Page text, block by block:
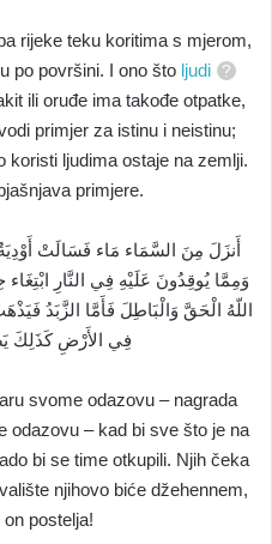
rijeke teku koritima s mjerom,
po površini. I ono što ljudi
ili oruđe ima takođe otpatke,
primjer za istinu i neistinu;
koristi ljudima ostaje na zemlji.
primjere.
أَنزَلَ مِنَ السَّمَاء مَاء فَسَالَتْ
وَمِمَّا يُوقِدُونَ عَلَيْهِ فِي النَّارِ
اللّهُ الْحَقَّ وَالْبَاطِلَ فَأَمَّا الزَّبَدُ
فِي الأَرْضِ كَذَلِكَ
svome odazovu – nagrada
odazovu – kad bi sve što je na
bi se time otkupili. Njih čeka
njihovo biće džehennem,
postelja!